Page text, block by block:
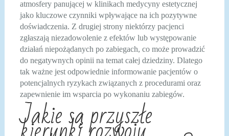
atmosfery panującej w klinikach medycyny estetycznej
jako kluczowe czynniki wpływające na ich pozytywne
doświadczenia. Z drugiej strony niektórzy pacjenci
zgłaszają niezadowolenie z efektów lub występowanie
działań niepożądanych po zabiegach, co może prowadzić
do negatywnych opinii na temat całej dziedziny. Dlatego
tak ważne jest odpowiednie informowanie pacjentów o
potencjalnych ryzykach związanych z procedurami oraz
zapewnienie im wsparcia po wykonaniu zabiegów.
Jakie są przyszłe